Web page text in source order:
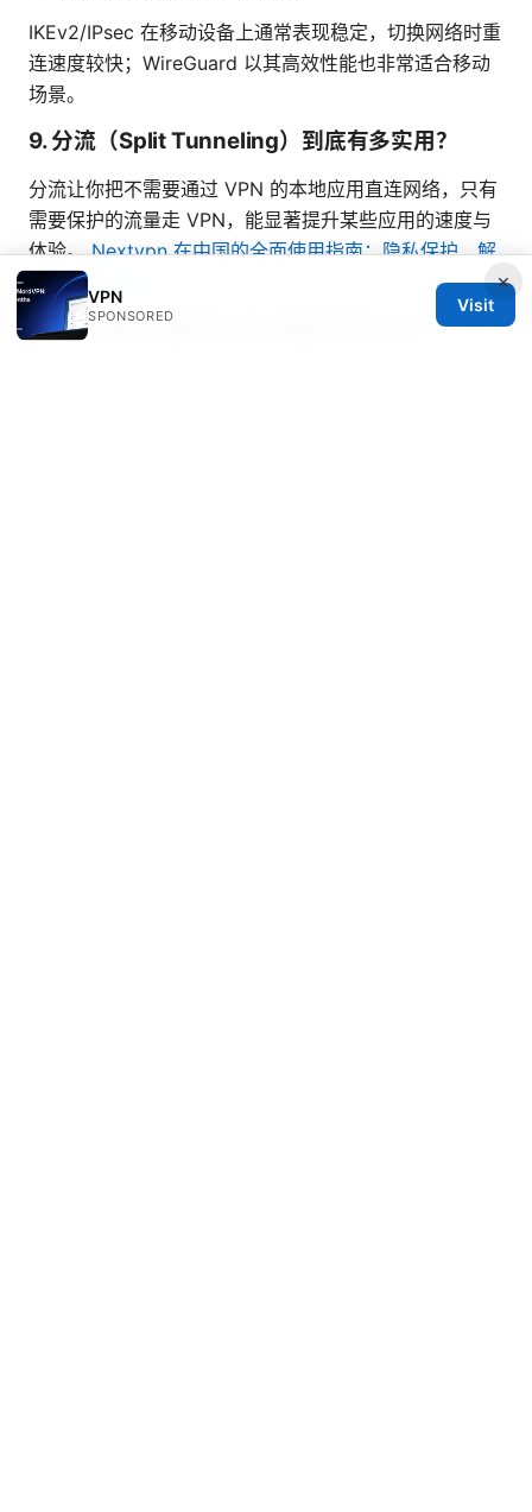
IKEv2/IPsec 在移动设备上通常表现稳定，切换网络时重
连速度较快；WireGuard 以其高效性能也非常适合移动
场景。
9. 分流（Split Tunneling）到底有多实用？
分流让你把不需要通过 VPN 的本地应用直连网络，只有
需要保护的流量走 VPN，能显著提升某些应用的速度与
体验。Nextvpn 在中国的全面使用指南：隐私保护、解
锁与速度评估
10. 在中国大陆使用 VPN 需要注意什么？
×
VPN
SPONSORED
Visit